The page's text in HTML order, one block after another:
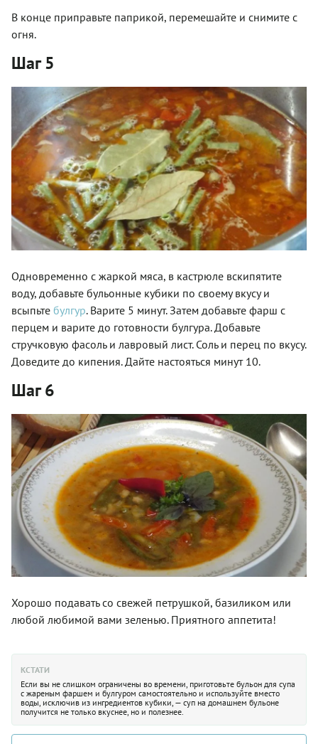
В конце приправьте паприкой, перемешайте и снимите с
огня.
Шаг 5
Одновременно с жаркой мяса, в кастрюле вскипятите
воду, добавьте бульонные кубики по своему вкусу и
всыпьте булгур. Варите 5 минут. Затем добавьте фарш с
перцем и варите до готовности булгура. Добавьте
стручковую фасоль и лавровый лист. Соль и перец по вкусу.
Доведите до кипения. Дайте настояться минут 10.
Шаг 6
Хорошо подавать со свежей петрушкой, базиликом или
любой любимой вами зеленью. Приятного аппетита!
КСТАТИ
Если вы не слишком ограничены во времени, приготовьте бульон для супа
с жареным фаршем и булгуром самостоятельно и используйте вместо
воды, исключив из ингредиентов кубики, — суп на домашнем бульоне
получится не только вкуснее, но и полезнее.